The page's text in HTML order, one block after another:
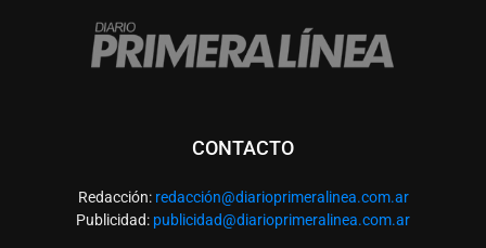
CONTACTO
Redacción: redacción@diarioprimeralinea.com.ar
Publicidad: publicidad@diarioprimeralinea.com.ar